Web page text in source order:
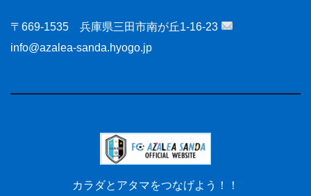
〒669-1535 兵庫県三田市南が丘1-16-23
info@azalea-sanda.hyogo.jp
カラダとアタマをつなげよう！！